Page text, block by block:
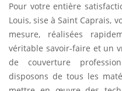
Pour votre entière
Louis, sise à Saint Caprais,
mesure, réalisées
véritable savoir-faire et un
de couverture
disposons de tous les